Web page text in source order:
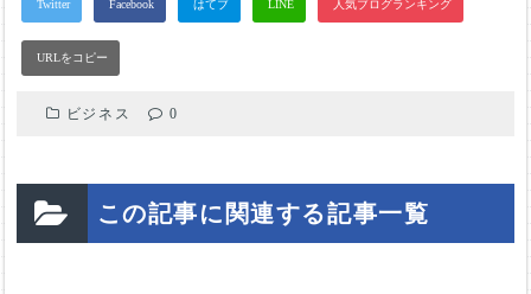
ビジネス 0
この記事に関連する記事一覧